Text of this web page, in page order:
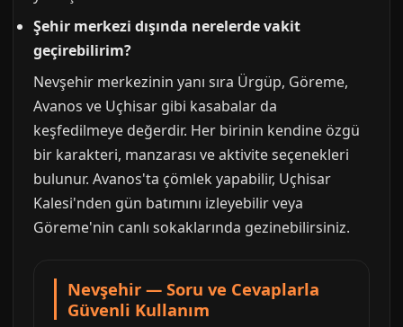
Şehir merkezi dışında nerelerde vakit
geçirebilirim?
Nevşehir merkezinin yanı sıra Ürgüp, Göreme,
Avanos ve Uçhisar gibi kasabalar da
keşfedilmeye değerdir. Her birinin kendine özgü
bir karakteri, manzarası ve aktivite seçenekleri
bulunur. Avanos'ta çömlek yapabilir, Uçhisar
Kalesi'nden gün batımını izleyebilir veya
Göreme'nin canlı sokaklarında gezinebilirsiniz.
Nevşehir — Soru ve Cevaplarla
Güvenli Kullanım